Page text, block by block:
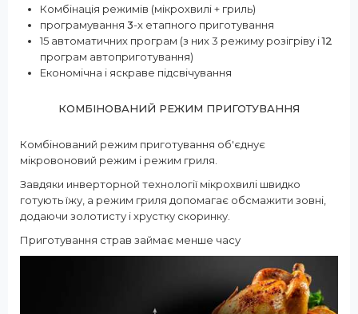
Комбінація режимів (мікрохвилі + гриль)
програмування 3-х етапного приготування
15 автоматичних програм (з них 3 режиму розігріву і12
програм автоприготування)
Економічна і яскраве підсвічування
КОМБІНОВАНИЙ РЕЖИМ ПРИГОТУВАННЯ
Комбінований режим приготування об'єднує
мікровоновий режим і режим гриля.
Завдяки инверторной технології мікрохвилі швидко
готують їжу, а режим гриля допомагає обсмажити зовні,
додаючи золотисту і хрустку скоринку.
Приготування страв займає менше часу